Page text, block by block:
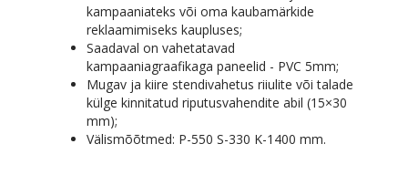
kampaaniateks või oma kaubamärkide
reklaamimiseks kaupluses;
Saadaval on vahetatavad
kampaaniagraafikaga paneelid - PVC 5mm;
Mugav ja kiire stendivahetus riiulite või talade
külge kinnitatud riputusvahendite abil (15×30
mm);
Välismõõtmed: P-550 S-330 K-1400 mm.